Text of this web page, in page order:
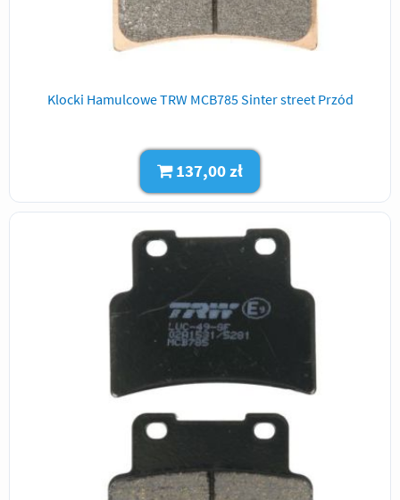
Klocki Hamulcowe TRW MCB785 Sinter street Przód
137,00 zł